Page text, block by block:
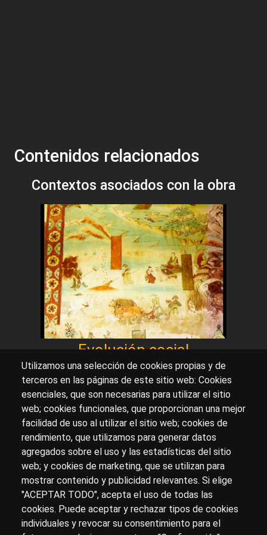
Contenidos relacionados
Contextos asociados con la obra
Evolución social
Sobre artehistoria.com
Para ponerte en contacto con nosotros, escríbenos en
el formulario decontacto
Accesibilidad
Aviso Legal Privacidad
Utilizamos una selección de cookies propias y de
terceros en las páginas de este sitio web: Cookies
esenciales, que son necesarias para utilizar el sitio
web; cookies funcionales, que proporcionan una mejor
facilidad de uso al utilizar el sitio web; cookies de
rendimiento, que utilizamos para generar datos
agregados sobre el uso y las estadísticas del sitio
web; y cookies de marketing, que se utilizan para
mostrar contenido y publicidad relevantes. Si elige
"ACEPTAR TODO", acepta el uso de todas las
cookies. Puede aceptar y rechazar tipos de cookies
individuales y revocar su consentimiento para el
© Copyright 2017.arteHistoria&Toools, S.Lo sus
licenciantes son los propietarios de todos los derechos